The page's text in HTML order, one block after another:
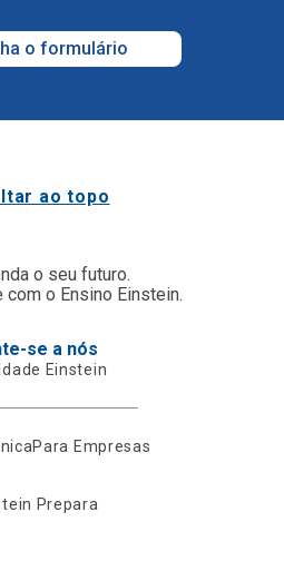
o formulário
ao topo
o seu futuro.
com o Ensino Einstein.
se a nós
Einstein
Para Empresas
Prepara